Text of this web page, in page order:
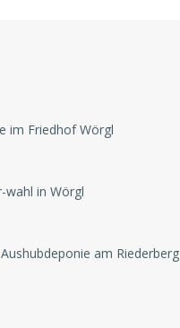
im Friedhof Wörgl
wahl in Wörgl
am Riederberg